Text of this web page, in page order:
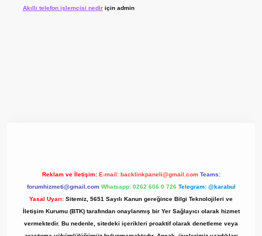
Akıllı telefon işlemcisi nediriçin admin
Reklam ve İletişim: E-mail: backlinkpaneli@gmail.com Teams:
forumhizmeti@gmail.com Whatsapp: 0262 606 0 726 Telegram: @karabul
Yasal Uyarı: Sitemiz, 5651 Sayılı Kanun gereğince Bilgi Teknolojileri ve
İletişim Kurumu (BTK) tarafından onaylanmış bir Yer Sağlayıcı olarak hizmet
vermektedir. Bu nedenle, sitedeki içerikleri proaktif olarak denetleme veya